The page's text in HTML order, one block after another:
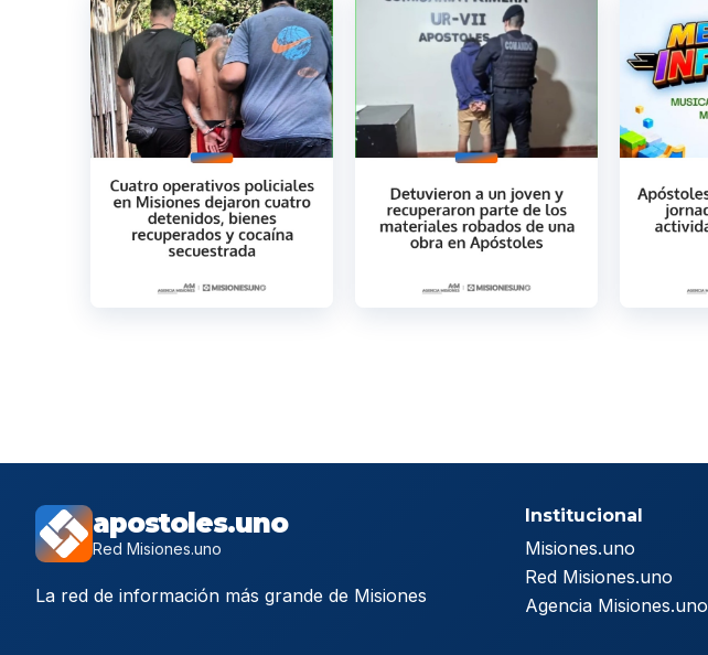
apostoles.uno
Red Misiones.uno
La red de información más grande de Misiones
Institucional
Misiones.uno
Red Misiones.uno
Agencia Misiones.uno